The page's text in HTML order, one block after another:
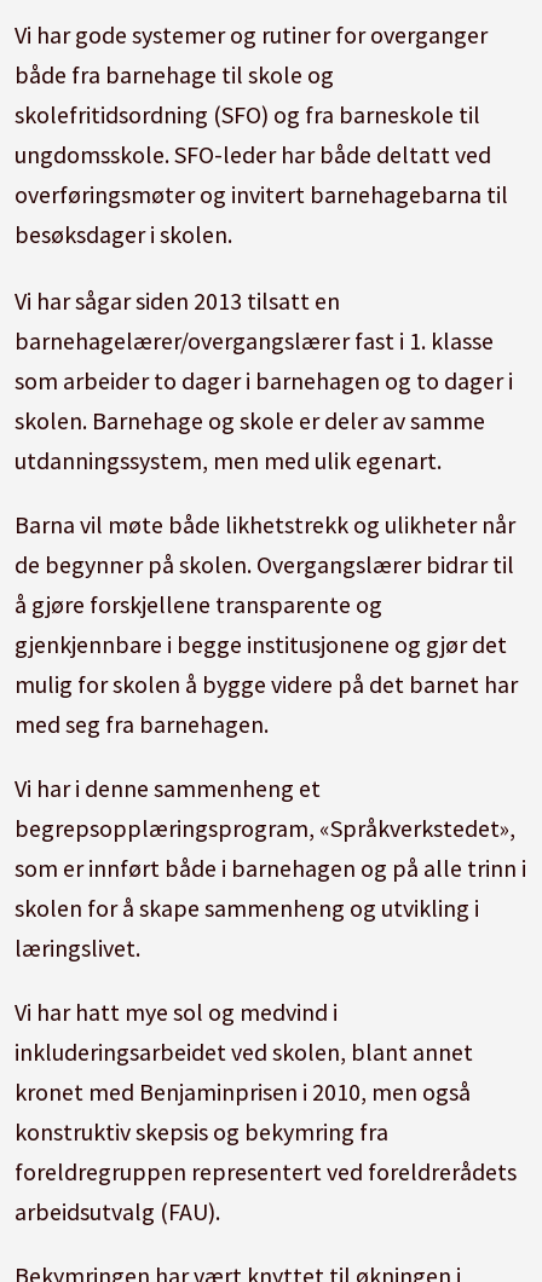
Vi har gode systemer og rutiner for overganger
både fra barnehage til skole og
skolefritidsordning (SFO) og fra barneskole til
ungdomsskole. SFO-leder har både deltatt ved
overføringsmøter og invitert barnehagebarna til
besøksdager i skolen.
Vi har sågar siden 2013 tilsatt en
barnehagelærer/overgangslærer fast i 1. klasse
som arbeider to dager i barnehagen og to dager i
skolen. Barnehage og skole er deler av samme
utdanningssystem, men med ulik egenart.
Barna vil møte både likhetstrekk og ulikheter når
de begynner på skolen. Overgangslærer bidrar til
å gjøre forskjellene transparente og
gjenkjennbare i begge institusjonene og gjør det
mulig for skolen å bygge videre på det barnet har
med seg fra barnehagen.
Vi har i denne sammenheng et
begrepsopplæringsprogram, «Språkverkstedet»,
som er innført både i barnehagen og på alle trinn i
skolen for å skape sammenheng og utvikling i
læringslivet.
Vi har hatt mye sol og medvind i
inkluderingsarbeidet ved skolen, blant annet
kronet med Benjaminprisen i 2010, men også
konstruktiv skepsis og bekymring fra
foreldregruppen representert ved foreldrerådets
arbeidsutvalg (FAU).
Bekymringen har vært knyttet til økningen i